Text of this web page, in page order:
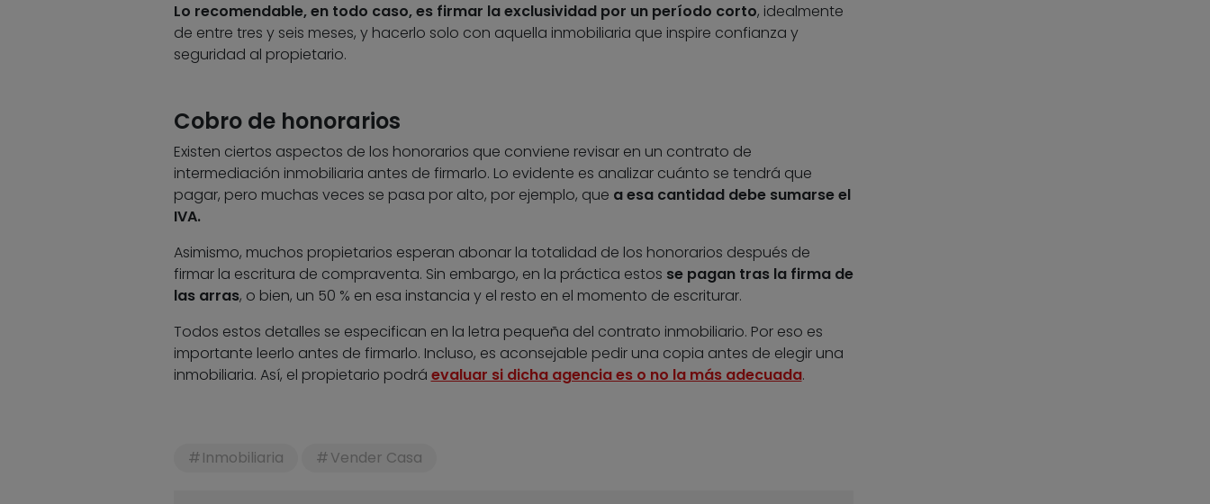
Lo recomendable, en todo caso, es firmar la exclusividad por un período corto, idealmente
de entre tres y seis meses, y hacerlo solo con aquella inmobiliaria que inspire confianza y
seguridad al propietario.
Cobro de honorarios
Existen ciertos aspectos de los honorarios que conviene revisar en un contrato de
intermediación inmobiliaria antes de firmarlo. Lo evidente es analizar cuánto se tendrá que
pagar, pero muchas veces se pasa por alto, por ejemplo, que a esa cantidad debe sumarse el
IVA.
Asimismo, muchos propietarios esperan abonar la totalidad de los honorarios después de
firmar la escritura de compraventa. Sin embargo, en la práctica estos se pagan tras la firma de
las arras, o bien, un 50 % en esa instancia y el resto en el momento de escriturar.
Todos estos detalles se especifican en la letra pequeña del contrato inmobiliario. Por eso es
importante leerlo antes de firmarlo. Incluso, es aconsejable pedir una copia antes de elegir una
inmobiliaria. Así, el propietario podrá evaluar si dicha agencia es o no la más adecuada.
Inmobiliaria Vender Casa